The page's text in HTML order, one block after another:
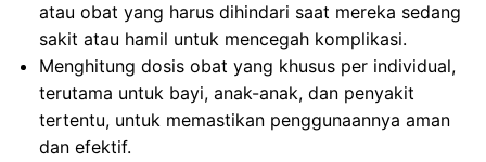
atau obat yang harus dihindari saat mereka sedang
sakit atau hamil untuk mencegah komplikasi.
Menghitung dosis obat yang khusus per individual,
terutama untuk bayi, anak-anak, dan penyakit
tertentu, untuk memastikan penggunaannya aman
dan efektif.